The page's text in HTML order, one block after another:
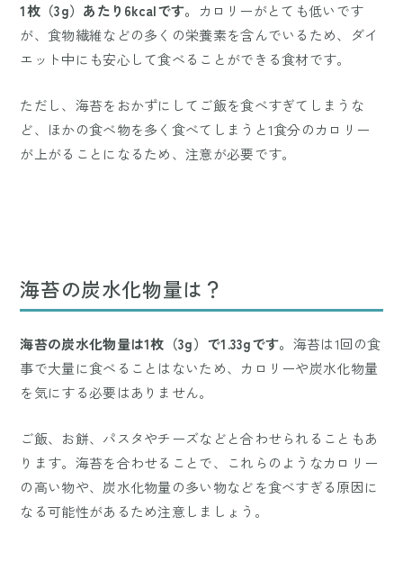
1枚（3g）あたり6kcalです。
カロリーがとても低いです
が、食物繊維などの多くの栄養素を含んでいるため、ダイ
エット中にも安心して食べることができる食材です。
ただし、海苔をおかずにしてご飯を食べすぎてしまうな
ど、ほかの食べ物を多く食べてしまうと1食分のカロリー
が上がることになるため、注意が必要です。
海苔の炭水化物量は？
海苔の炭水化物量は1枚（3g）で1.33gです。 海苔は1回の食
事で大量に食べることはないため、カロリーや炭水化物量
を気にする必要はありません。
ご飯、お餅、パスタやチーズなどと合わせられることもあ
ります。海苔を合わせることで、これらのようなカロリー
の高い物や、炭水化物量の多い物などを食べすぎる原因に
なる可能性があるため注意しましょう。